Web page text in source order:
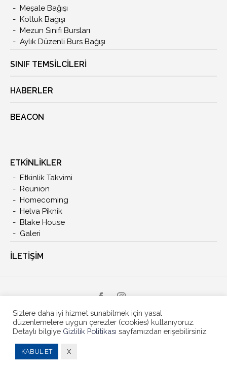
Meşale Bağışı
Koltuk Bağışı
Mezun Sınıfı Bursları
Aylık Düzenli Burs Bağışı
SINIF TEMSİLCİLERİ
HABERLER
BEACON
ETKİNLİKLER
Etkinlik Takvimi
Reunion
Homecoming
Helva Piknik
Blake House
Galeri
İLETIŞIM
Copyright © 2021 -ModernMedyaGroup
Sizlere daha iyi hizmet sunabilmek için yasal
düzenlemelere uygun çerezler (cookies) kullanıyoruz.
Detaylı bilgiye Gizlilik Politikası sayfamızdan erişebilirsiniz.
KABUL ET X